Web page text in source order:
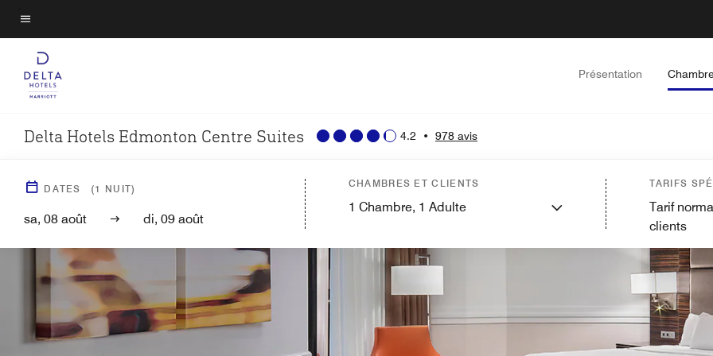
Skip
to
main
content
Texte du menu
Présentation
Delta Hotels Edmonton Centre Suites 4.2 • 978 avis
DATES (1 NUIT)
sa, 08 août di, 09 août
CHAMBRES ET CLIENTS
1 Chambre, 1 Adulte
TARIFS
Tarif
clients